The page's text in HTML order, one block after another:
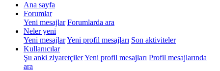
Ana sayfa
Forumlar
Yeni mesajlar Forumlarda ara
Neler yeni
Yeni mesajlarYeni profil mesajları Son aktiviteler
Kullanıcılar
Şu anki ziyaretçilerYeni profil mesajları Profil mesajlarında
ara